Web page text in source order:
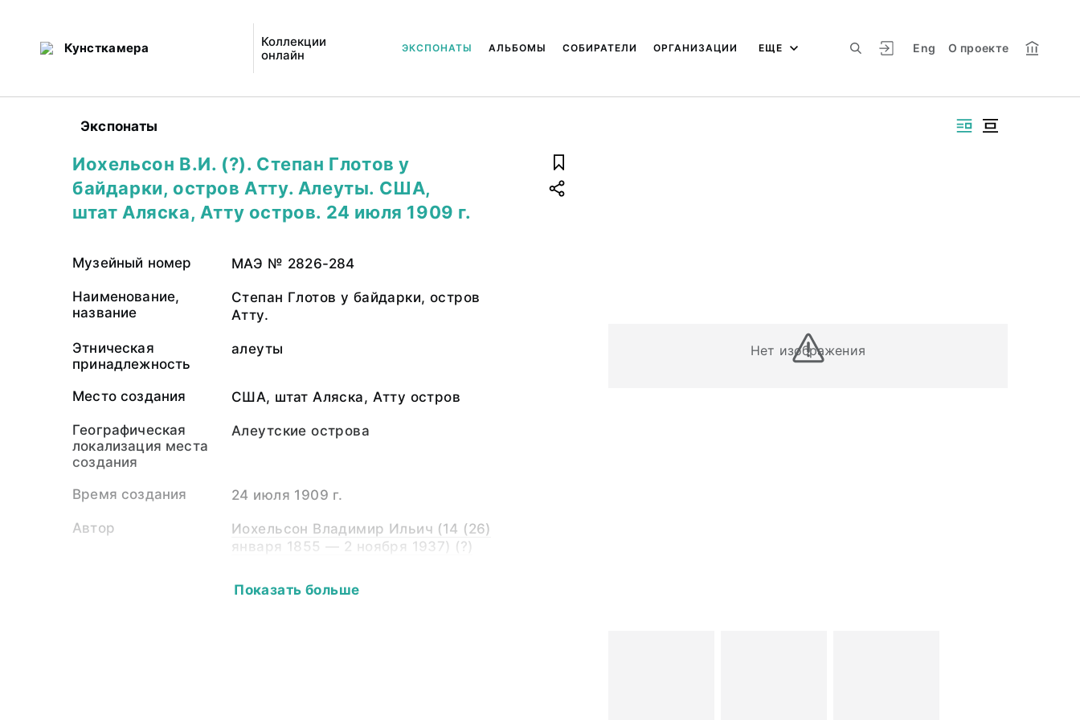
Кунсткамера
Коллекции
онлайн
Eng О проекте
ЭКСПОНАТЫ АЛЬБОМЫ СОБИРАТЕЛИ ОРГАНИЗАЦИИ ЕЩЕ
Экспонаты
Нет изображения
Иохельсон В.И. (?). Степан Глотов у
байдарки, остров Атту. Алеуты. США,
штат Аляска, Атту остров. 24 июля 1909 г.
Музейный номер МАЭ № 2826-284
Наименование,
название
Степан Глотов у байдарки, остров
Атту.
Этническая
принадлежность
алеуты
Место создания США, штат Аляска, Атту остров
Географическая
локализация места
создания
Алеутские острова
Время создания 24 июля 1909 г.
Автор
Иохельсон Владимир Ильич (14 (26)
января 1855 — 2 ноября 1937) (?)
Иохельсон Владимир Ильич (14 (26)
января 1855 — 2 ноября 1937)
Показать больше